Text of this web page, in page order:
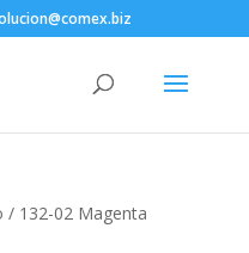
/ 132-02 Magenta